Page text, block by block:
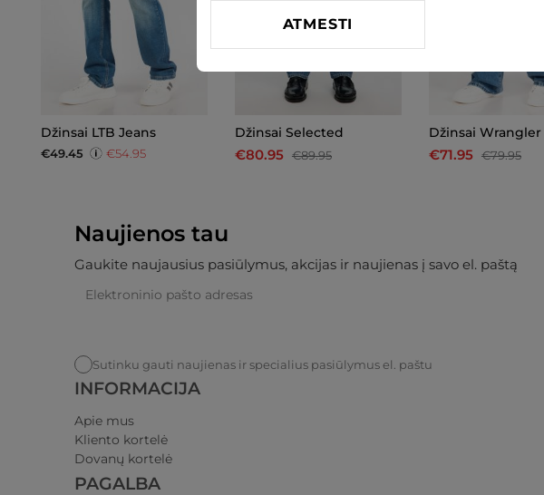
Džinsai LTB Jeans
€49.45 €54.95
Džinsai Selected
€80.95 €89.95
Džinsai Wrangler
€71.95 €79.95
Naujienos tau
Gaukite naujausius pasiūlymus, akcijas ir naujienas į savo el. paštą
Sutinku gauti naujienas ir specialius pasiūlymus el. paštu
INFORMACIJA
Apie mus
Kliento kortelė
Dovanų kortelė
PAGALBA
ATMESTI